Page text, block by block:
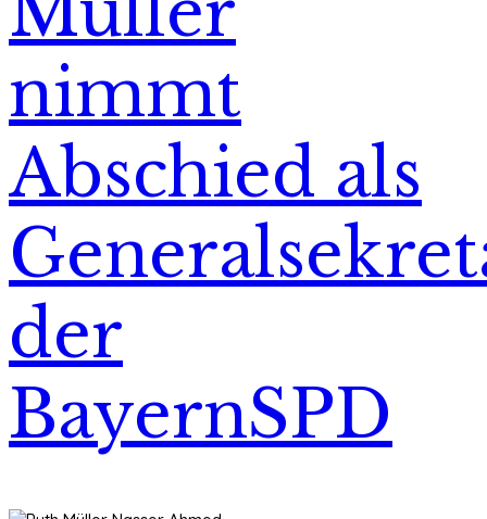
nimmt
Abschied als
der
BayernSPD